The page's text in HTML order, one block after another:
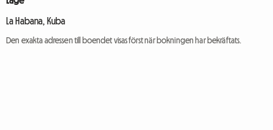
La Habana, Kuba
Den exakta adressen till boendet visas först när bokningen har bekräftats.